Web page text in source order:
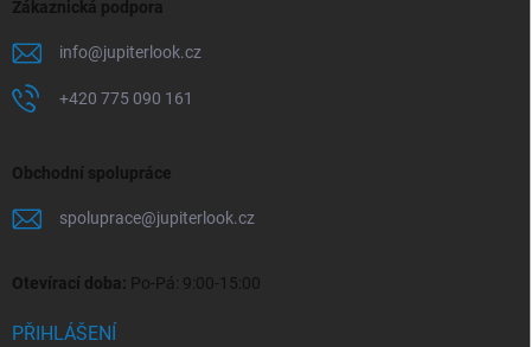
Zákaznická podpora
info@jupiterlook.cz
+420 775 090 161
Obchodní spolupráce
spoluprace@jupiterlook.cz
Otevírací doba: Po-Pá: 9:00-15:00
PŘIHLÁŠENÍ